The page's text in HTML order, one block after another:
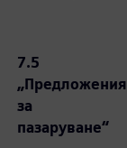
7.5
„Предложения
за
пазаруване“